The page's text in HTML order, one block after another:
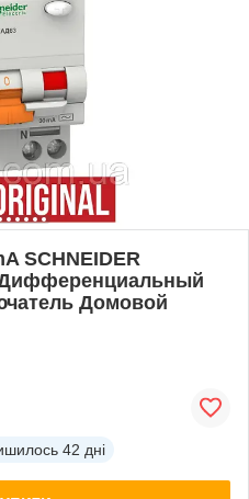
SCHNEIDER
Дифференциальный
Домовой
42 дні